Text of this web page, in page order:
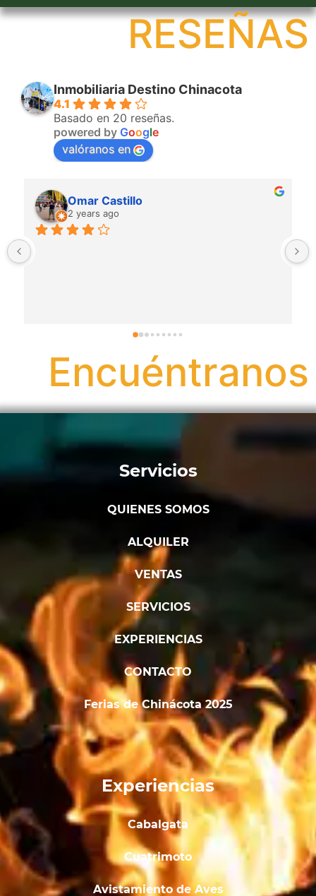
RESEÑAS
Inmobiliaria Destino Chinacota
4.1
Basado en 20 reseñas.
powered by Google
valóranos en
Edwin Villamizar laguado
2 years ago
Encuéntranos
Servicios
QUIENES SOMOS
ALQUILER
VENTAS
SERVICIOS
EXPERIENCIAS
CONTACTO
Ferias de Chinácota 2025
Experiencias
Cabalgata
Cuatrimoto
Avistamiento de Aves